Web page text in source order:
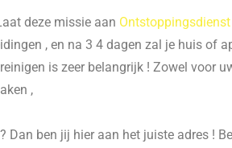
deze missie aan Ontstoppingsdienst
, en na 3 4 dagen zal je huis of
is zeer belangrijk ! Zowel voor
,
? Dan ben jij hier aan het juiste adres !